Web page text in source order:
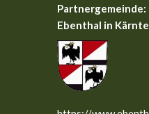
Partnergemeinde:
Ebenthal in